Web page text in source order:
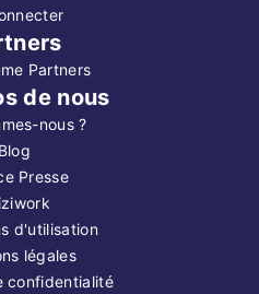
Partners
de nous
nous ?
Blog
Presse
iziwork
d'utilisation
légales
confidentialité